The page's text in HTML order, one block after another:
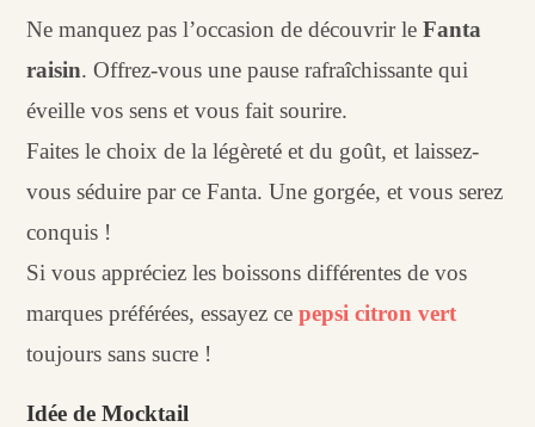
Ne manquez pas l’occasion de découvrir leFanta
raisin. Offrez-vous une pause rafraîchissante qui
éveille vos sens et vous fait sourire.
Faites le choix de la légèreté et du goût, et laissez-
vous séduire par ce Fanta. Une gorgée, et vous serez
conquis !
Si vous appréciez les boissons différentes de vos
marques préférées, essayez cepepsi citron vert
toujours sans sucre !
Idée de Mocktail